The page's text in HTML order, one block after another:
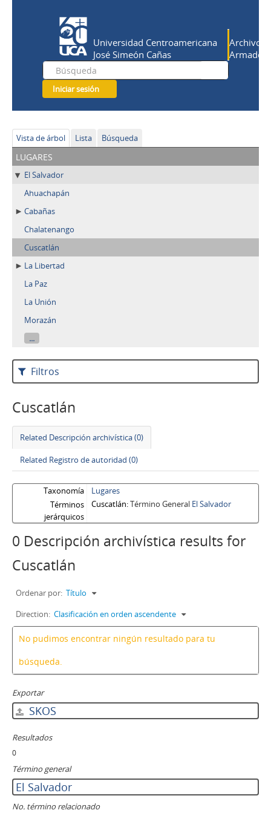
Universidad Centroamericana
José Simeón Cañas
Archivo
Armado
Iniciar sesión
Vista de árbol Lista Búsqueda
lugares
El Salvador
Ahuachapán
Cabañas
Chalatenango
Cuscatlán
La Libertad
La Paz
La Unión
Morazán
...
Filtros
Cuscatlán
Related Descripción archivística (0)
Related Registro de autoridad (0)
Taxonomía
Lugares
Términos
jerárquicos
Cuscatlán Término General El Salvador
0 Descripción archivística results for
Cuscatlán
Ordenar por: Título
Direction: Clasificación en orden ascendente
No pudimos encontrar ningún resultado para tu
búsqueda.
Exportar
SKOS
Resultados
0
Término general
El Salvador
No. término relacionado